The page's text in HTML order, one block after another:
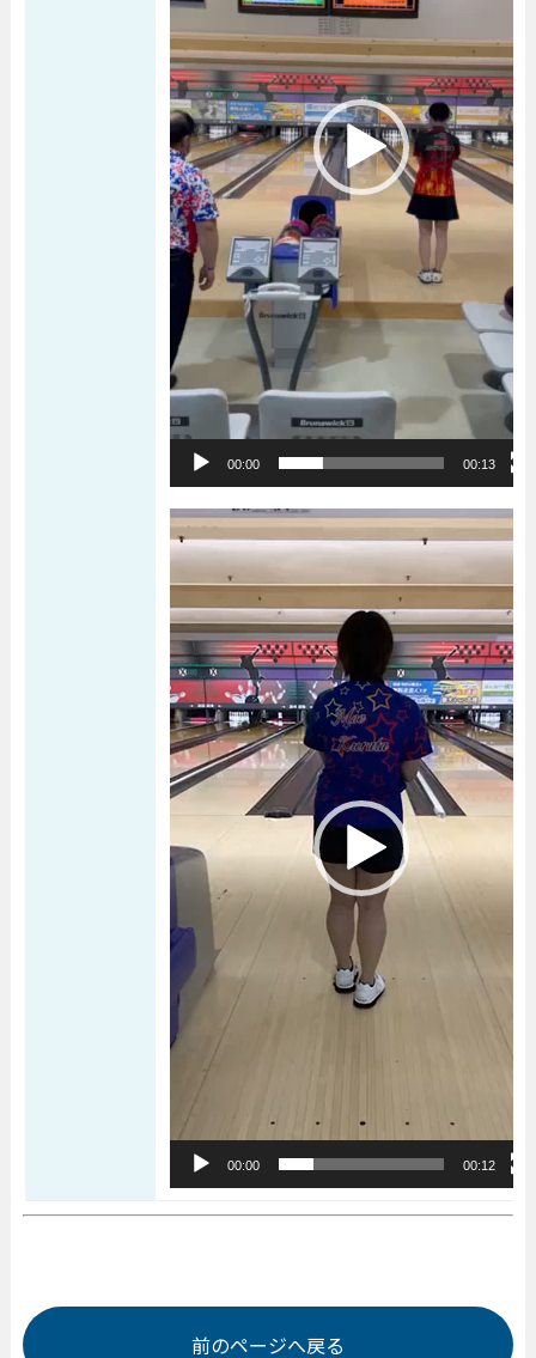
00:00 00:13
動画プレーヤー
00:00 00:12
前のページへ戻る